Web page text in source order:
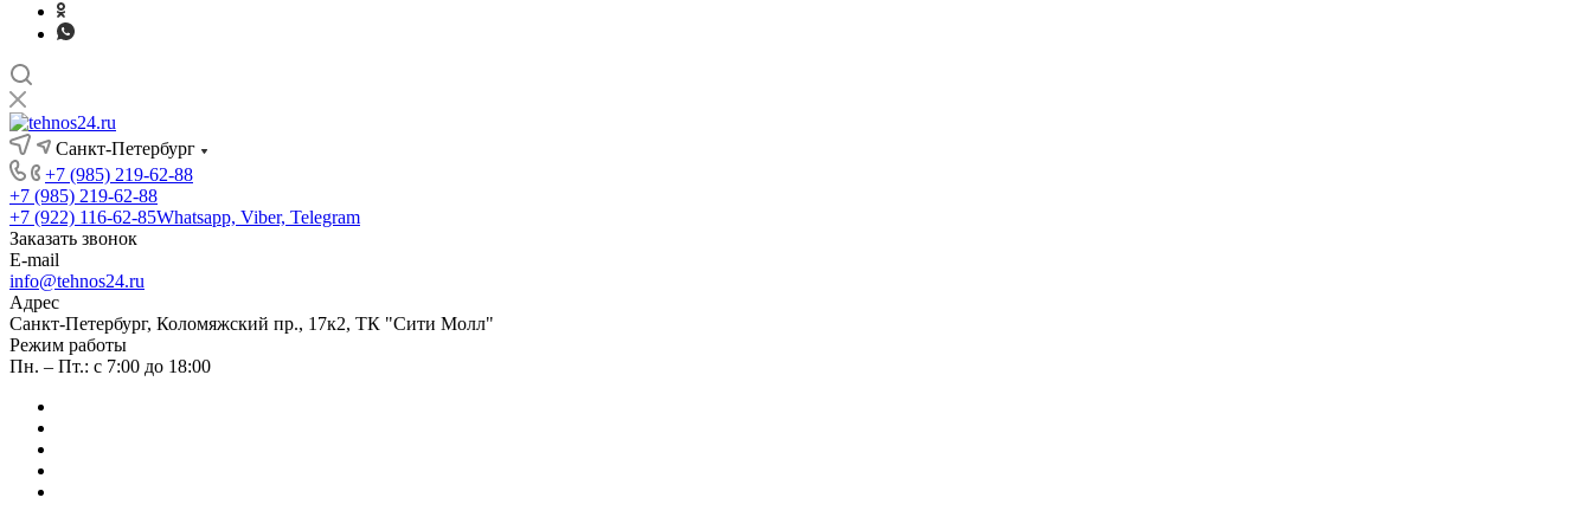
Санкт-Петербург
+7 (985) 219-62-88
+7 (985) 219-62-88
+7 (922) 116-62-85Whatsapp, Viber, Telegram
Заказать звонок
E-mail
info@tehnos24.ru
Адрес
Санкт-Петербург, Коломяжский пр., 17к2, ТК "Сити Молл"
Режим работы
Пн. – Пт.: с 7:00 до 18:00